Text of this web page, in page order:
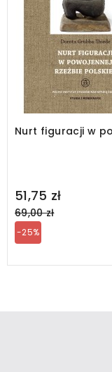
Nurt figuracji w
51,75 zł
Regular
price
69,00 zł
-25%